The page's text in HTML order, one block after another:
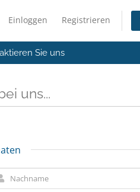
Einloggen Registrieren
Sie uns
uns...